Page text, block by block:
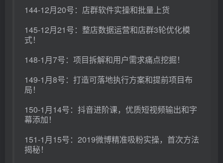
144-12月20号：店群软件实操和批量上货
145-12月21号：整店数据运营和店群3轮优化模
式！
148-1月7号：项目拆解和用户需求痛点挖掘！
149-1月8号：打造可落地执行方案和提前项目布
局！
150-1月14号：抖音进阶课，优质短视频输出和字
幕添加！
151-1月15号：2019微博精准吸粉实操，首次方法
揭秘！